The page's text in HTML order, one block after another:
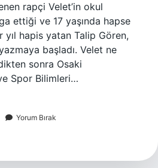
rapçi Velet’in okul
ettiği ve 17 yaşında hapse
hapis yatan Talip Gören,
başladı. Velet ne
sonra Osaki
Spor Bilimleri…
Yorum Bırak